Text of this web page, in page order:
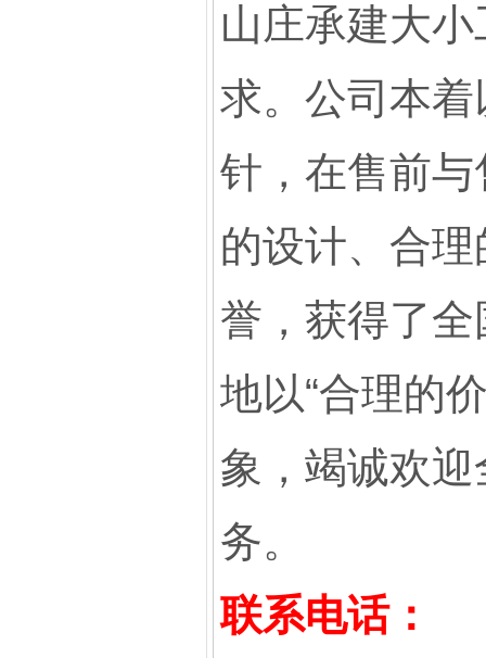
山庄承建大
求。公司本着
针，在售前
的设计、合
誉，获得了
地以“合理的
象，竭诚欢
务。
联系电话：